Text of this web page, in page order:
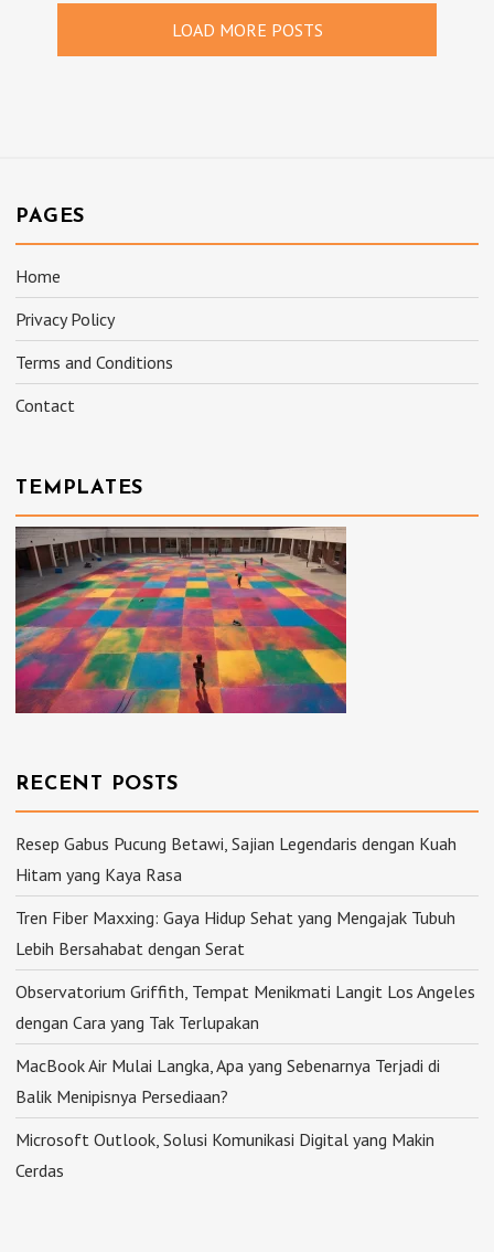
LOAD MORE POSTS
PAGES
Home
Privacy Policy
Terms and Conditions
Contact
TEMPLATES
RECENT POSTS
Resep Gabus Pucung Betawi, Sajian Legendaris dengan Kuah
Hitam yang Kaya Rasa
Tren Fiber Maxxing: Gaya Hidup Sehat yang Mengajak Tubuh
Lebih Bersahabat dengan Serat
Observatorium Griffith, Tempat Menikmati Langit Los Angeles
dengan Cara yang Tak Terlupakan
MacBook Air Mulai Langka, Apa yang Sebenarnya Terjadi di
Balik Menipisnya Persediaan?
Microsoft Outlook, Solusi Komunikasi Digital yang Makin
Cerdas